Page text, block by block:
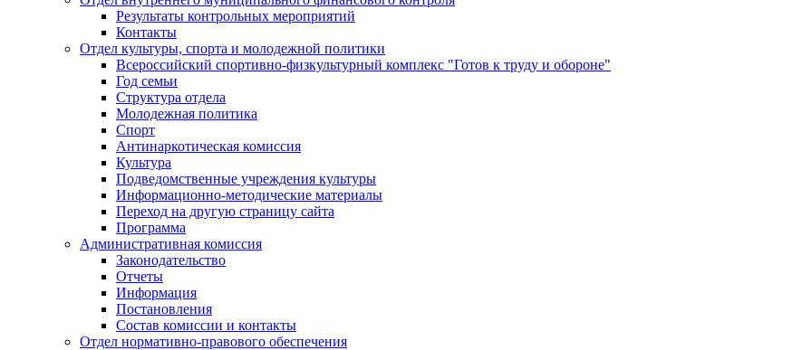
Результаты контрольных мероприятий
Контакты
Отдел культуры, спорта и молодежной политики
Всероссийский спортивно-физкультурный комплекс "Готов к труду и обороне"
Год семьи
Структура отдела
Молодежная политика
Спорт
Антинаркотическая комиссия
Культура
Подведомственные учреждения культуры
Информационно-методические материалы
Переход на другую страницу сайта
Программа
Административная комиссия
Законодательство
Отчеты
Информация
Постановления
Состав комиссии и контакты
Отдел нормативно-правового обеспечения